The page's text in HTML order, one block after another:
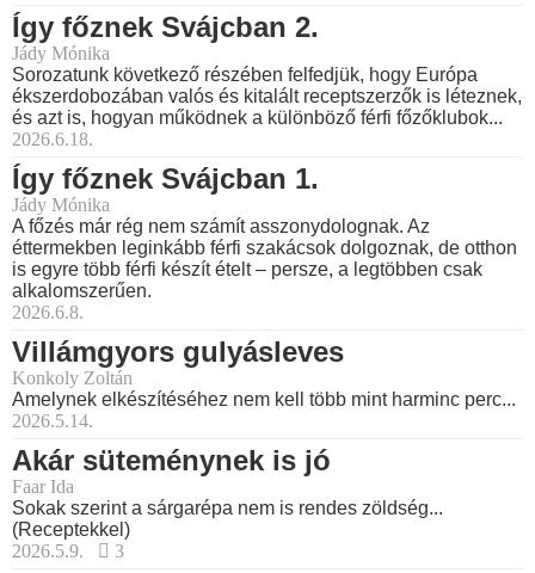
Így főznek Svájcban 2.
Jády Mónika
Sorozatunk következő részében felfedjük, hogy Európa
ékszerdobozában valós és kitalált receptszerzők is léteznek,
és azt is, hogyan működnek a különböző férfi főzőklubok...
2026.6.18.
Így főznek Svájcban 1.
Jády Mónika
A főzés már rég nem számít asszonydolognak. Az
éttermekben leginkább férfi szakácsok dolgoznak, de otthon
is egyre több férfi készít ételt – persze, a legtöbben csak
alkalomszerűen.
2026.6.8.
Villámgyors gulyásleves
Konkoly Zoltán
Amelynek elkészítéséhez nem kell több mint harminc perc...
2026.5.14.
Akár süteménynek is jó
Faar Ida
Sokak szerint a sárgarépa nem is rendes zöldség...
(Receptekkel)
2026.5.9.
3